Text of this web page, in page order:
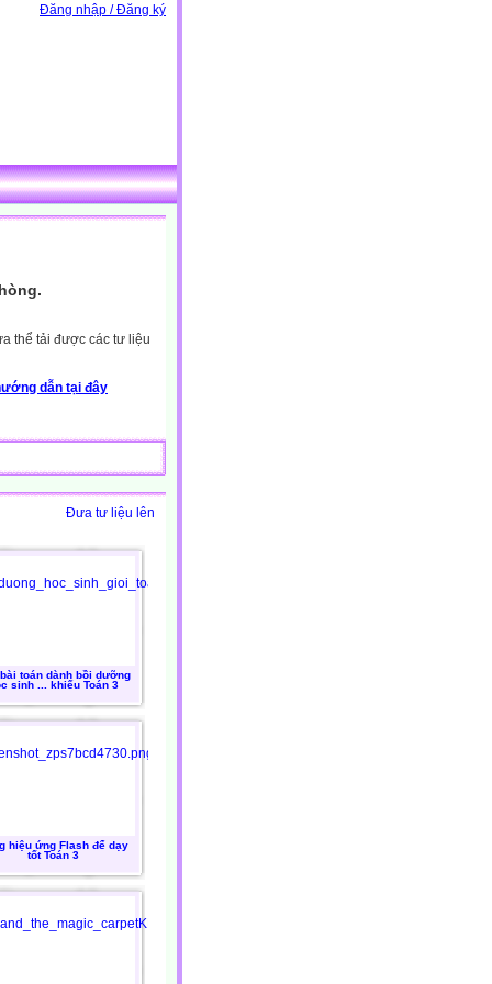
Đăng nhập / Đăng ký
thể tải được các tư liệu
dẫn tại đây
Đưa tư liệu lên
toán dành bồi dưỡng
sinh ... khiếu Toán 3
hiệu ứng Flash để dạy
tốt Toán 3